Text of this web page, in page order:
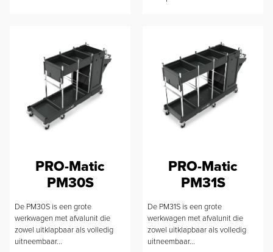
PRO-Matic
PM30S
De PM30S is een grote
werkwagen met afvalunit die
zowel uitklapbaar als volledig
uitneembaar...
PRO-Matic
PM31S
De PM31S is een grote
werkwagen met afvalunit die
zowel uitklapbaar als volledig
uitneembaar...